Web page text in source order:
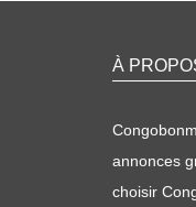
À
annonces
choisir